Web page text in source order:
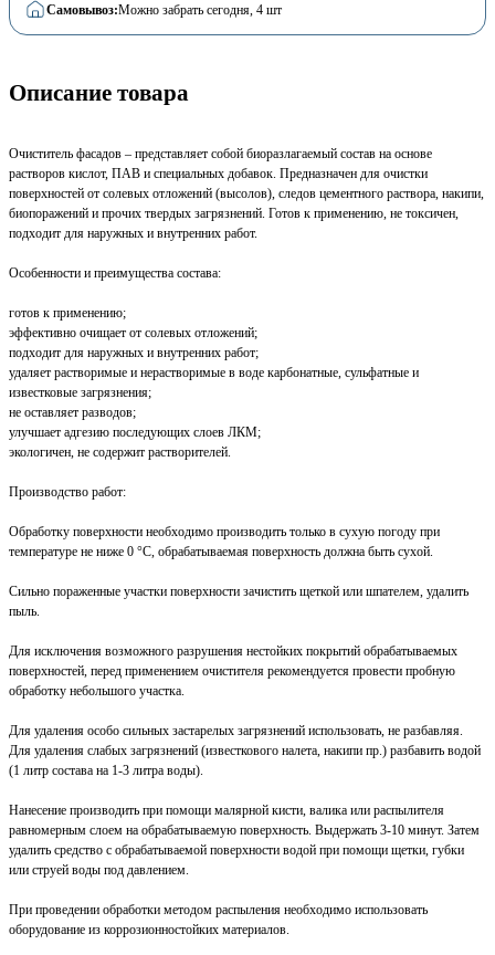
Самовывоз:Можно забрать сегодня, 4 шт
Описание товара
Очиститель фасадов – представляет собой биоразлагаемый состав на основе
растворов кислот, ПАВ и специальных добавок. Предназначен для очистки
поверхностей от солевых отложений (высолов), следов цементного раствора, накипи,
биопоражений и прочих твердых загрязнений. Готов к применению, не токсичен,
подходит для наружных и внутренних работ.
Особенности и преимущества состава:
готов к применению;
эффективно очищает от солевых отложений;
подходит для наружных и внутренних работ;
удаляет растворимые и нерастворимые в воде карбонатные, сульфатные и
известковые загрязнения;
не оставляет разводов;
улучшает адгезию последующих слоев ЛКМ;
экологичен, не содержит растворителей.
Производство работ:
Обработку поверхности необходимо производить только в сухую погоду при
температуре не ниже 0 °С, обрабатываемая поверхность должна быть сухой.
Сильно пораженные участки поверхности зачистить щеткой или шпателем, удалить
пыль.
Для исключения возможного разрушения нестойких покрытий обрабатываемых
поверхностей, перед применением очистителя рекомендуется провести пробную
обработку небольшого участка.
Для удаления особо сильных застарелых загрязнений использовать, не разбавляя.
Для удаления слабых загрязнений (известкового налета, накипи пр.) разбавить водой
(1 литр состава на 1-3 литра воды).
Нанесение производить при помощи малярной кисти, валика или распылителя
равномерным слоем на обрабатываемую поверхность. Выдержать 3-10 минут. Затем
удалить средство с обрабатываемой поверхности водой при помощи щетки, губки
или струей воды под давлением.
При проведении обработки методом распыления необходимо использовать
оборудование из коррозионностойких материалов.